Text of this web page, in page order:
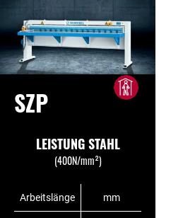
SZP
LEISTUNG STAHL
(400N/mm²)
Arbeitslänge mm